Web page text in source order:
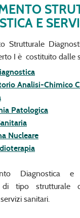
E
Strutturale
I è costituito dalle
Analisi-Chimico
Patologica
Nucleare
Diagnostica
di tipo strutturale
sanitari.